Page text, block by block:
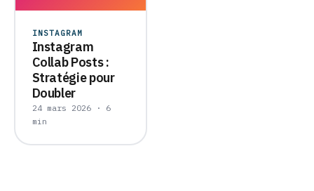
INSTAGRAM
Instagram
Collab Posts :
Stratégie pour
Doubler
24 mars 2026 · 6
min